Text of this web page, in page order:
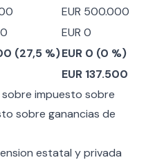
EUR 500.000
EUR 0
(27,5 %)EUR 0 (0 %)
EUR 137.500
impuesto sobre
sobre ganancias de
estatal y privada